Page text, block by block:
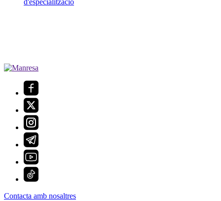
d'especialització
Contacta amb nosaltres